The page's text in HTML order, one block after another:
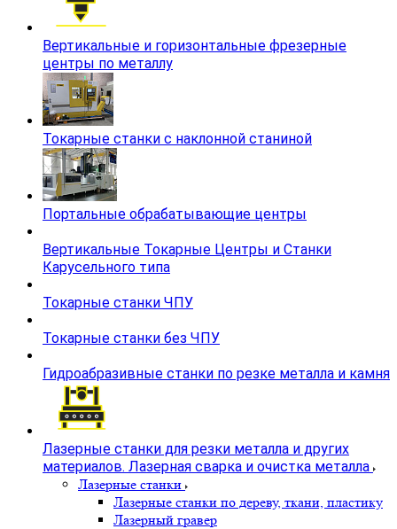
Вертикальные и горизонтальные фрезерные
центры по металлу
Токарные станки с наклонной станиной
Портальные обрабатывающие центры
Вертикальные Токарные Центры и Станки
Карусельного типа
Токарные станки ЧПУ
Токарные станки без ЧПУ
Гидроабразивные станки по резке металла и камня
Лазерные станки для резки металла и других
материалов. Лазерная сварка и очистка металла
Лазерные станки
Лазерные станки по дереву, ткани, пластику
Лазерный гравер